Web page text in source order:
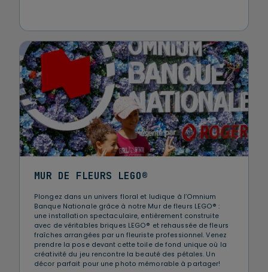
MUR DE FLEURS LEGO®
Plongez dans un univers floral et ludique à l’Omnium
Banque Nationale grâce à notre Mur de fleurs LEGO® :
une installation spectaculaire, entièrement construite
avec de véritables briques LEGO® et rehaussée de fleurs
fraîches arrangées par un fleuriste professionnel. Venez
prendre la pose devant cette toile de fond unique où la
créativité du jeu rencontre la beauté des pétales. Un
décor parfait pour une photo mémorable à partager!